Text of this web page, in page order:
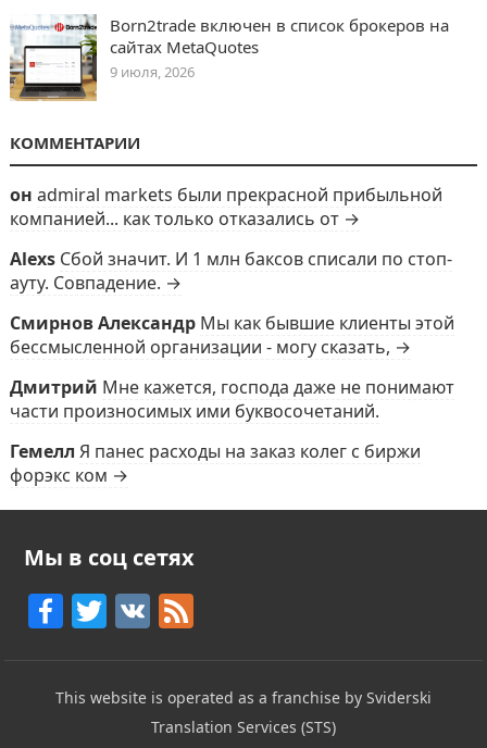
Born2trade включен в список брокеров на
сайтах MetaQuotes
9 июля, 2026
КОММЕНТАРИИ
он admiral markets были прекрасной прибыльной
компанией... как только отказались от →
Alexs Сбой значит. И 1 млн баксов списали по стоп-
ауту. Совпадение. →
Смирнов Александр Мы как бывшие клиенты этой
бессмысленной организации - могу сказать, →
Дмитрий Мне кажется, господа даже не понимают
части произносимых ими буквосочетаний.
Гемелл Я панес расходы на заказ колег с биржи
форэкс ком →
Мы в соц сетях
F
a
c
e
T
w
itt
er
V
K
F
d
This website is operated as a franchise by Sviderski
Translation Services (STS)